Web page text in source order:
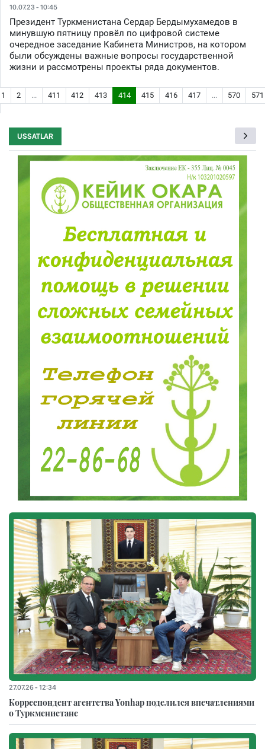
10.07.23 - 10:45
Президент Туркменистана Сердар Бердымухамедов в
минувшую пятницу провёл по цифровой системе
очередное заседание Кабинета Министров, на котором
были обсуждены важные вопросы государственной
жизни и рассмотрены проекты ряда документов.
1 2 ... 411 412 413 414 415 416 417 ... 570 571
USSATLAR
27.07.26 - 12:34
Корреспондент агентства Yonhap поделился впечатлениями
о Туркменистане